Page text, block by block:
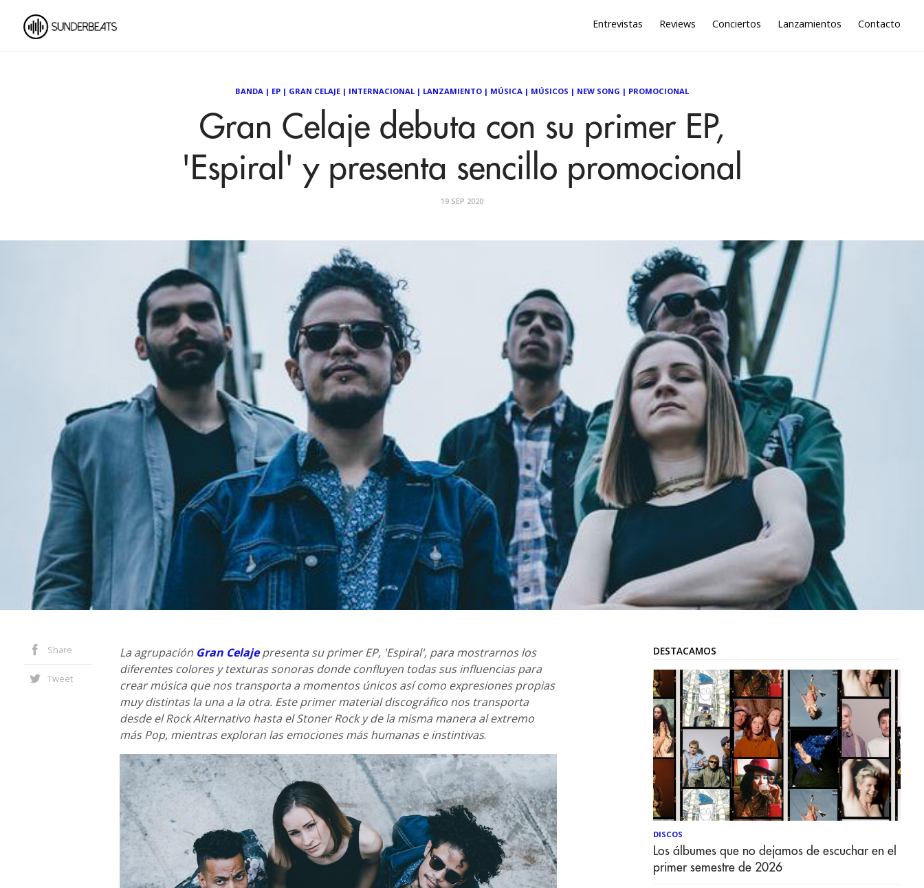
Entrevistas Reviews Conciertos Lanzamientos Contacto
BANDA | EP | GRAN CELAJE | INTERNACIONAL | LANZAMIENTO | MÚSICA | MÚSICOS | NEW SONG | PROMOCIONAL
Gran Celaje debuta con su primer EP,
'Espiral' y presenta sencillo promocional
19 SEP 2020
Share
Tweet
La agrupación Gran Celajepresenta su primer EP, 'Espiral', para mostrarnos los
diferentes colores y texturas sonoras donde confluyen todas sus influencias para
crear música que nos transporta a momentos únicos así como expresiones propias
muy distintas la una a la otra. Este primer material discográfico nos transporta
desde el Rock Alternativo hasta el Stoner Rock y de la misma manera al extremo
más Pop, mientras exploran las emociones más humanas e instintivas.
DESTACAMOS
DISCOS
Los álbumes que no dejamos de escuchar en el
primer semestre de 2026